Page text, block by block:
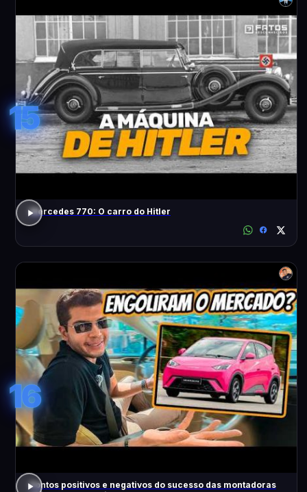
15
Mercedes 770: O carro do Hitler
16
Pontos positivos e negativos do sucesso das montadoras